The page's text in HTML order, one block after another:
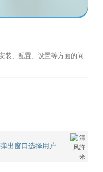
装、配置、设置等方面的问
出窗口选择用户